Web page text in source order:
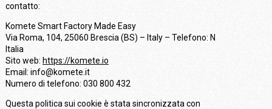
contatto:
Komete Smart Factory Made Easy
Via Roma, 104, 25060 Brescia (BS) – Italy – Telefono: N
Italia
Sito web: https://komete.io
Email: info@komete.it
Numero di telefono: 030 800 432
Questa politica sui cookie è stata sincronizzata con